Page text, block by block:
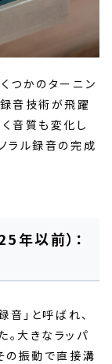
つかのターニン
音技術が飛躍
音質も変化し
ラル録音の完成
年以前）：
」と呼ばれ、
大きなラッパ
の振動で直接溝